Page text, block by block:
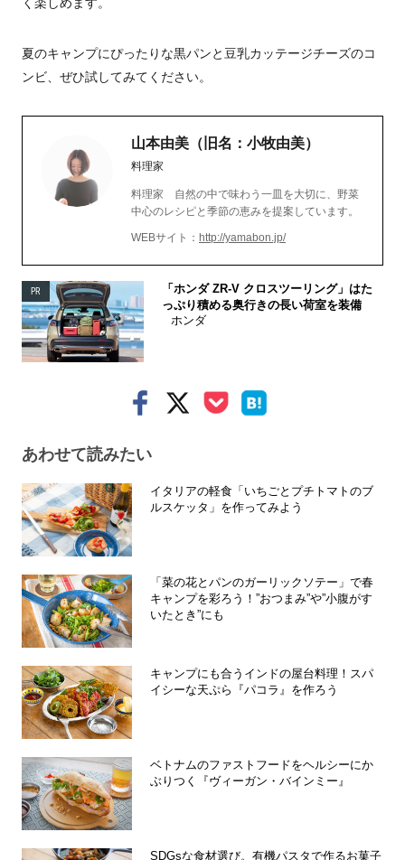
く楽しめます。
夏のキャンプにぴったりな黒パンと豆乳カッテージチーズのコ
ンビ、ぜひ試してみてください。
山本由美（旧名：小牧由美）
料理家
料理家 自然の中で味わう一皿を大切に、野菜
中心のレシピと季節の恵みを提案しています。
WEBサイト： http://yamabon.jp/
PR
「ホンダ ZR-V クロスツーリング」はた
っぷり積める奥行きの長い荷室を装備
ホンダ
あわせて読みたい
イタリアの軽食「いちごとプチトマトのブ
ルスケッタ」を作ってみよう
「菜の花とパンのガーリックソテー」で春
キャンプを彩ろう！”おつまみ”や”小腹がす
いたとき”にも
キャンプにも合うインドの屋台料理！スパ
イシーな天ぷら『パコラ』を作ろう
ベトナムのファストフードをヘルシーにか
ぶりつく『ヴィーガン・バインミー』
SDGsな食材選び。有機パスタで作るお菓子